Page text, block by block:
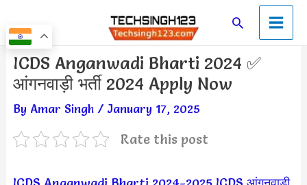
to
content
SearchMain
Menu
ICDS Anganwadi Bharti 2024 ✅
आंगनवाड़ी भर्ती 2024 Apply Now
By Amar Singh / January 17, 2025
Rate this post
Post
navigation